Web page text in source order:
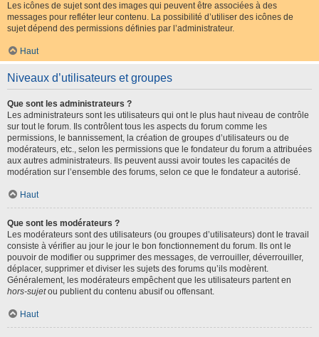
Les icônes de sujet sont des images qui peuvent être associées à des
messages pour refléter leur contenu. La possibilité d’utiliser des icônes de
sujet dépend des permissions définies par l’administrateur.
Haut
Niveaux d’utilisateurs et groupes
Que sont les administrateurs ?
Les administrateurs sont les utilisateurs qui ont le plus haut niveau de contrôle
sur tout le forum. Ils contrôlent tous les aspects du forum comme les
permissions, le bannissement, la création de groupes d’utilisateurs ou de
modérateurs, etc., selon les permissions que le fondateur du forum a attribuées
aux autres administrateurs. Ils peuvent aussi avoir toutes les capacités de
modération sur l’ensemble des forums, selon ce que le fondateur a autorisé.
Haut
Que sont les modérateurs ?
Les modérateurs sont des utilisateurs (ou groupes d’utilisateurs) dont le travail
consiste à vérifier au jour le jour le bon fonctionnement du forum. Ils ont le
pouvoir de modifier ou supprimer des messages, de verrouiller, déverrouiller,
déplacer, supprimer et diviser les sujets des forums qu’ils modèrent.
Généralement, les modérateurs empêchent que les utilisateurs partent en
hors-sujetou publient du contenu abusif ou offensant.
Haut